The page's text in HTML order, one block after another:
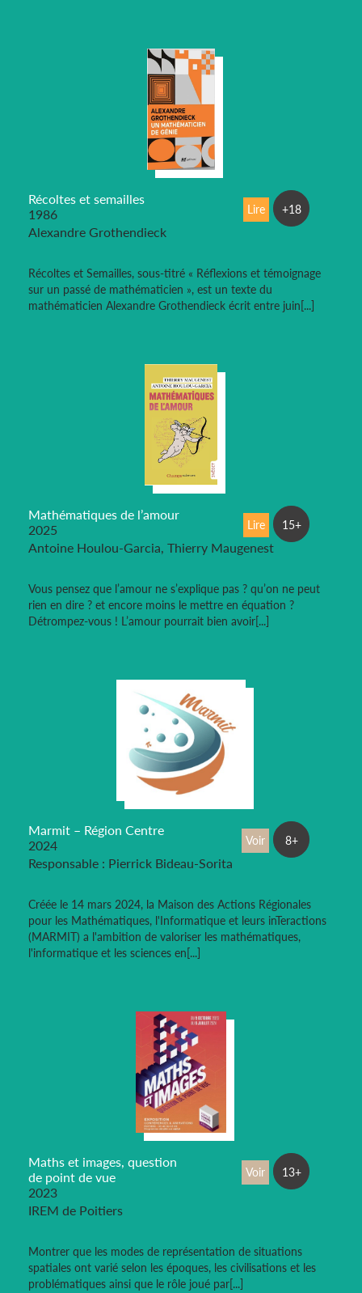
Récoltes et semailles
1986
Alexandre Grothendieck
Récoltes et Semailles, sous-titré « Réflexions et témoignage
sur un passé de mathématicien », est un texte du
mathématicien Alexandre Grothendieck écrit entre juin[...]
Lire +18
Mathématiques de l’amour
2025
Antoine Houlou-Garcia, Thierry Maugenest
Vous pensez que l’amour ne s’explique pas ? qu’on ne peut
rien en dire ? et encore moins le mettre en équation ?
Détrompez-vous ! L’amour pourrait bien avoir[...]
Lire 15+
Marmit – Région Centre
2024
Responsable : Pierrick Bideau-Sorita
Créée le 14 mars 2024, la Maison des Actions Régionales
pour les Mathématiques, l'Informatique et leurs inTeractions
(MARMIT) a l'ambition de valoriser les mathématiques,
l'informatique et les sciences en[...]
Voir 8+
Maths et images, question
de point de vue
2023
IREM de Poitiers
Montrer que les modes de représentation de situations
spatiales ont varié selon les époques, les civilisations et les
problématiques ainsi que le rôle joué par[...]
Voir 13+